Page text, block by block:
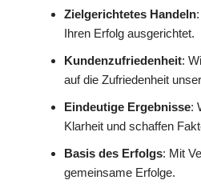
Zielgerichtetes Handeln
Ihren Erfolg ausgerichtet.
Kundenzufriedenheit:
auf die Zufriedenheit
Eindeutige Ergebnisse:
Klarheit und schaffen
Basis des Erfolgs: Mit
gemeinsame Erfolge.